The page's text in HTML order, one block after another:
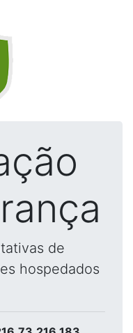
de
hospedados